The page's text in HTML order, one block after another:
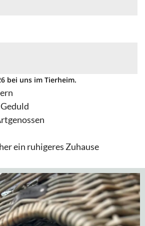
bei uns im Tierheim.
ein ruhigeres Zuhause